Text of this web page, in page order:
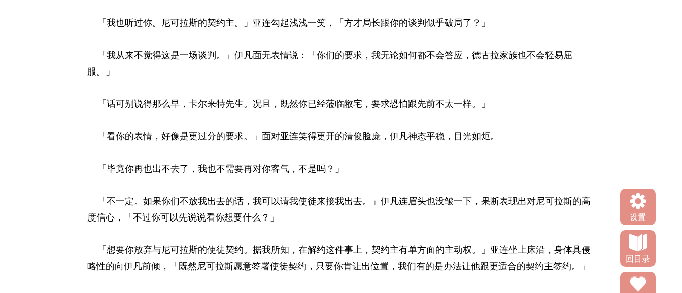
「我也听过你。尼可拉斯的契约主。」亚连勾起浅浅一笑，「方才局长跟你的谈判似乎破局了？」
「我从来不觉得这是一场谈判。」伊凡面无表情说：「你们的要求，我无论如何都不会答应，德古拉家族也不会轻易屈
服。」
「话可别说得那么早，卡尔来特先生。况且，既然你已经蒞临敝宅，要求恐怕跟先前不太一样。」
「看你的表情，好像是更过分的要求。」面对亚连笑得更开的清俊脸庞，伊凡神态平稳，目光如炬。
「毕竟你再也出不去了，我也不需要再对你客气，不是吗？」
「不一定。如果你们不放我出去的话，我可以请我使徒来接我出去。」伊凡连眉头也没皱一下，果断表现出对尼可拉斯的高
度信心，「不过你可以先说说看你想要什么？」
「想要你放弃与尼可拉斯的使徒契约。据我所知，在解约这件事上，契约主有单方面的主动权。」亚连坐上床沿，身体具侵
略性的向伊凡前倾，「既然尼可拉斯愿意签署使徒契约，只要你肯让出位置，我们有的是办法让他跟更适合的契约主签约。」
设置
回目录